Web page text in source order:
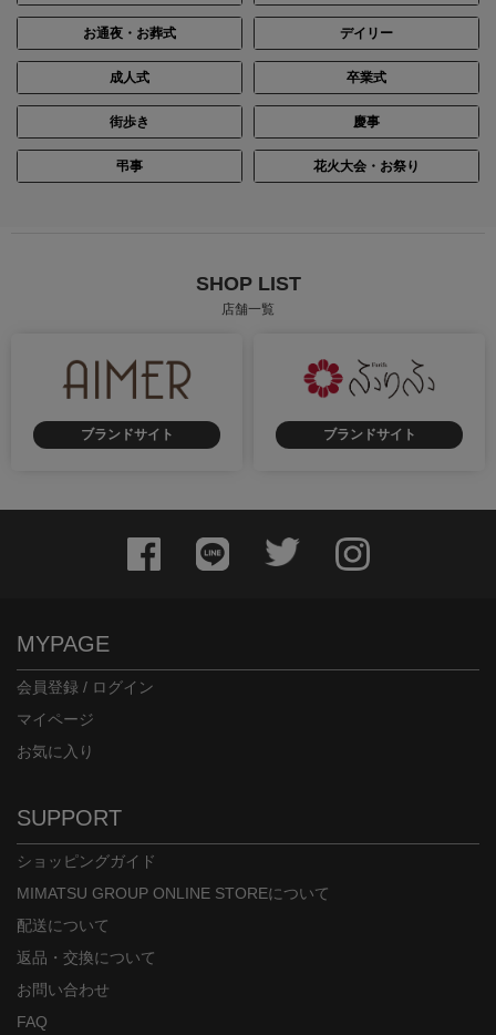
お通夜・お葬式 デイリー
成人式 卒業式
街歩き 慶事
弔事 花火大会・お祭り
SHOP LIST
店舗一覧
ブランドサイト ブランドサイト
MYPAGE
会員登録 / ログイン
マイページ
お気に入り
SUPPORT
ショッピングガイド
MIMATSU GROUP ONLINE STOREについて
配送について
返品・交換について
お問い合わせ
FAQ